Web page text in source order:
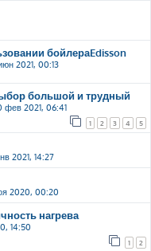
бойлераEdisson
2021, 00:13
большой и трудный
фев 2021, 06:41
1 2 3 4 5
2021, 14:27
2020, 00:20
нагрева
14:50
1 2